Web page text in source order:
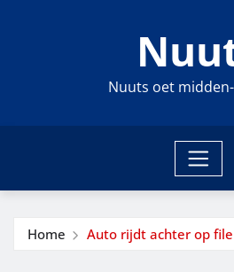
Nuuts oet
Home Auto rijdt achter op